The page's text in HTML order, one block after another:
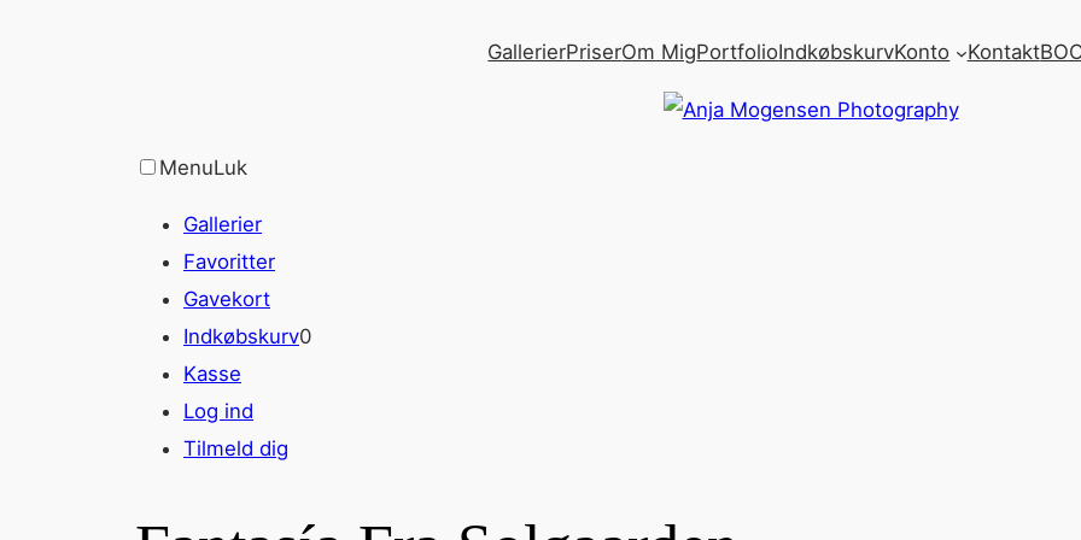
GallerierPriserOm MigPortfolioIndkøbskurvKonto Kontakt
MenuLuk
Gallerier
Favoritter
Gavekort
Indkøbskurv0
Kasse
Log ind
Tilmeld dig